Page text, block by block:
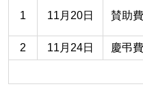
1 11月20日 賛助費
2 11月24日 慶弔費